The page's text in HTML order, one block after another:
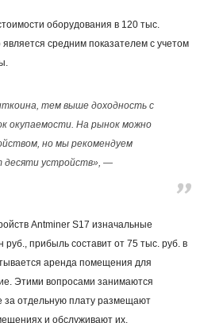
оборудования в 120 тыс.
средним показателем с учетом
тем выше доходность с
окупаемости. На рынок можно
но мы рекомендуем
десяти устройств», —
Antminer S17 изначальные
руб., прибыль составит от 75 тыс. руб. в
аренда помещения для
Этими вопросами занимаются
за отдельную плату размещают
и обслуживают их.